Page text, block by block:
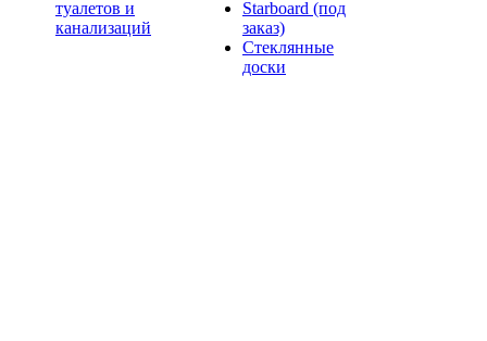
туалетов и
канализаций
Starboard (под
заказ)
Стеклянные
доски